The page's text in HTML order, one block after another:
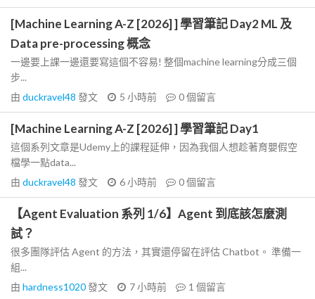
[Machine Learning A-Z [2026] ] 學習筆記 Day2 ML 及
Data pre-processing 概念
一邊要上課一邊還要寫這個不容易! 整個machine learning分成三個
步...
由 duckravel48 發文 5 小時前 0個留言
[Machine Learning A-Z [2026] ] 學習筆記 Day1
這個系列文章是Udemy上的課程延伸，因為我個人想趁著育嬰假空
檔學一點data...
由 duckravel48 發文 6 小時前 0個留言
【Agent Evaluation 系列 1/6】Agent 到底該怎麼測
試？
很多團隊評估 Agent 的方法，其實還停留在評估 Chatbot。 準備一
組...
由 hardness1020發文 7 小時前 1 個留言